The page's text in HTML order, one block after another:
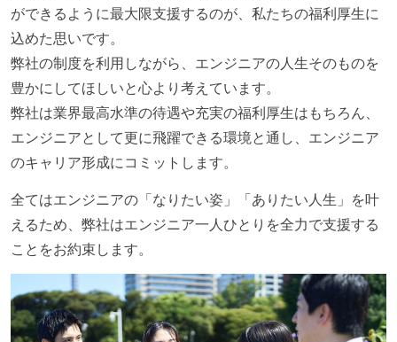
ができるように最大限支援するのが、私たちの福利厚生に
込めた思いです。
弊社の制度を利用しながら、エンジニアの人生そのものを
豊かにしてほしいと心より考えています。
弊社は業界最高水準の待遇や充実の福利厚生はもちろん、
エンジニアとして更に飛躍できる環境と通し、エンジニア
のキャリア形成にコミットします。
全てはエンジニアの「なりたい姿」「ありたい人生」を叶
えるため、弊社はエンジニア一人ひとりを全力で支援する
ことをお約束します。